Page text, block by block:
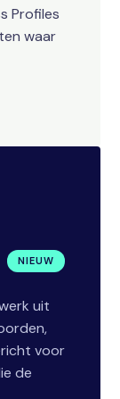
Profiles
waar
NIEUW
uit
voor
de